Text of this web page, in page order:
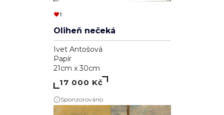
1
Oliheň nečeká
Ivet Antošová
Papír
21cm x 30cm
17 000 Kč
Sponzorováno